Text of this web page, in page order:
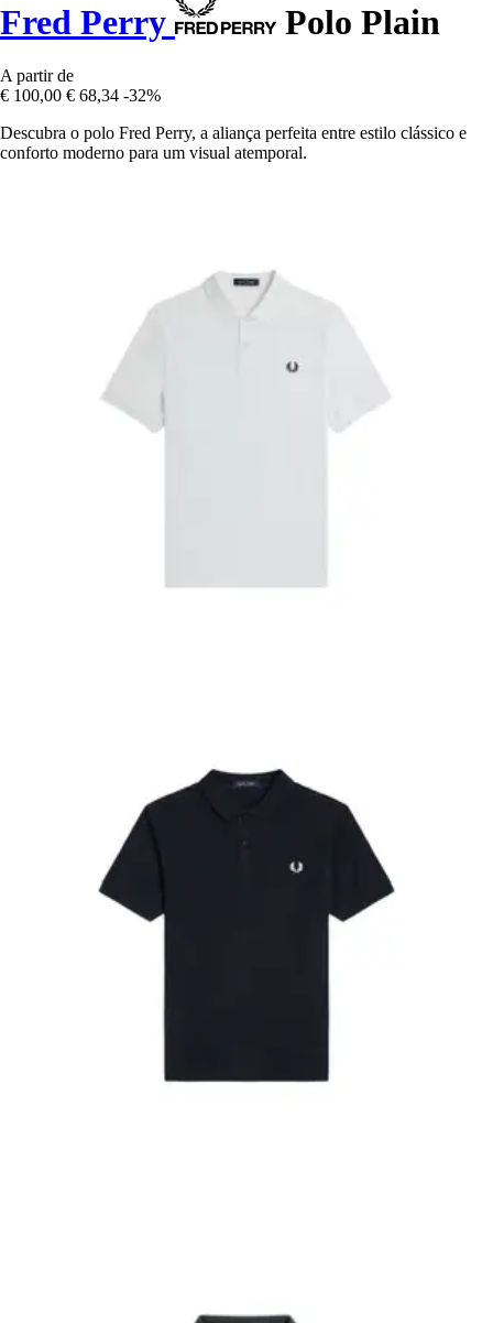
Fred Perry Polo Plain
A partir de
€ 100,00 € 68,34 -32%
Descubra o polo Fred Perry, a aliança perfeita entre estilo clássico e
conforto moderno para um visual atemporal.